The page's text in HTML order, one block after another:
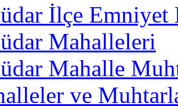
İlçe
Mahalleleri
Mahalle
ve